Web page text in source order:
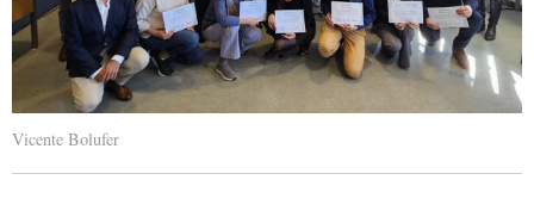
Vicente Bolufer